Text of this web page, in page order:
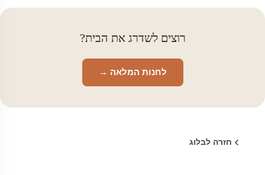
רוצים לשדרג את הבית?
לחנות המלאה →
חזרה לבלוג